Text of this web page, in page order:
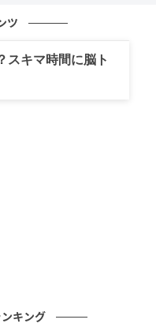
ツ
スキマ時間に脳ト
キング